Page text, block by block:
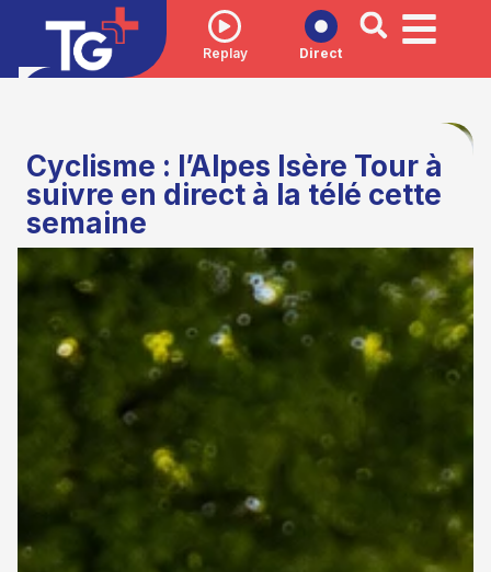
Replay Direct
Cyclisme : l’Alpes Isère Tour à
suivre en direct à la télé cette
semaine